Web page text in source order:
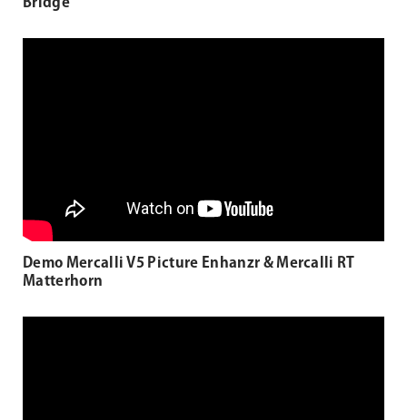
Demo Mercalli V5 Picture Enhanzr & Mercalli RT
Matterhorn